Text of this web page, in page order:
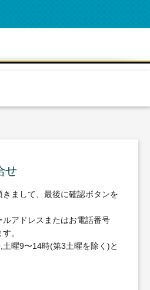
せ
まして、最後に確認ボタンを
アドレスまたはお電話番号
。
曜9〜14時(第3土曜を除く)と